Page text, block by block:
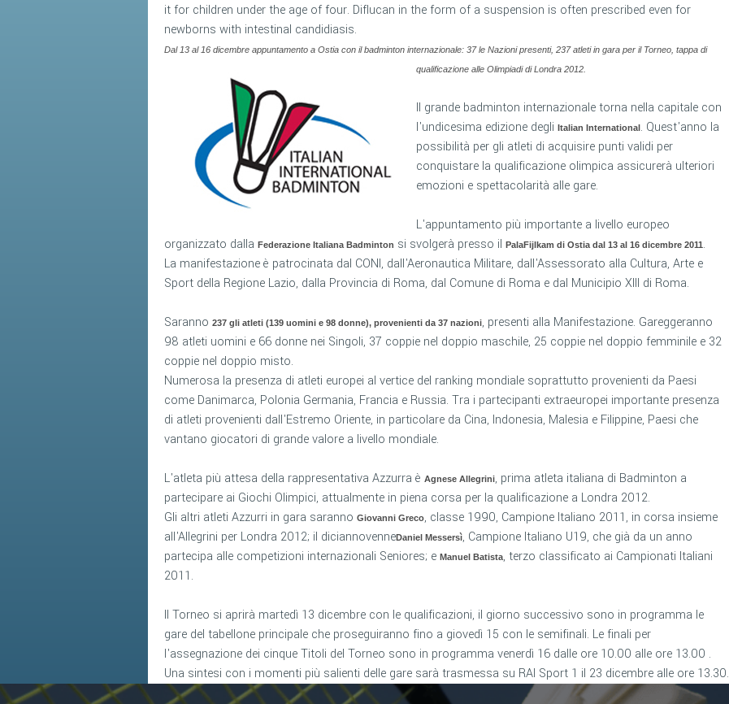
it for children under the age of four. Diflucan in the form of a suspension is often prescribed even for
newborns with intestinal candidiasis.
Dal 13 al 16 dicembre appuntamento a Ostia con il badminton internazionale: 37 le Nazioni presenti, 237 atleti in gara per il Torneo, tappa di
qualificazione alle Olimpiadi di Londra 2012.
Il grande badminton internazionale torna nella capitale con
l'undicesima edizione degli Italian International. Quest'anno la
possibilità per gli atleti di acquisire punti validi per
conquistare la qualificazione olimpica assicurerà ulteriori
emozioni e spettacolarità alle gare.
L'appuntamento più importante a livello europeo
organizzato dalla Federazione Italiana Badminton si svolgerà presso il PalaFijlkam di Ostia dal 13 al 16 dicembre 2011.
La manifestazione è patrocinata dal CONI, dall'Aeronautica Militare, dall'Assessorato alla Cultura, Arte e
Sport della Regione Lazio, dalla Provincia di Roma, dal Comune di Roma e dal Municipio XIII di Roma.
Saranno 237 gli atleti (139 uomini e 98 donne), provenienti da 37 nazioni, presenti alla Manifestazione. Gareggeranno
98 atleti uomini e 66 donne nei Singoli, 37 coppie nel doppio maschile, 25 coppie nel doppio femminile e 32
coppie nel doppio misto.
Numerosa la presenza di atleti europei al vertice del ranking mondiale soprattutto provenienti da Paesi
come Danimarca, Polonia Germania, Francia e Russia. Tra i partecipanti extraeuropei importante presenza
di atleti provenienti dall'Estremo Oriente, in particolare da Cina, Indonesia, Malesia e Filippine, Paesi che
vantano giocatori di grande valore a livello mondiale.
L'atleta più attesa della rappresentativa Azzurra è Agnese Allegrini, prima atleta italiana di Badminton a
partecipare ai Giochi Olimpici, attualmente in piena corsa per la qualificazione a Londra 2012.
Gli altri atleti Azzurri in gara saranno Giovanni Greco, classe 1990, Campione Italiano 2011, in corsa insieme
all'Allegrini per Londra 2012; il diciannovenneDaniel Messersì, Campione Italiano U19, che già da un anno
partecipa alle competizioni internazionali Seniores; e Manuel Batista, terzo classificato ai Campionati Italiani
2011.
Il Torneo si aprirà martedì 13 dicembre con le qualificazioni, il giorno successivo sono in programma le
gare del tabellone principale che proseguiranno fino a giovedì 15 con le semifinali. Le finali per
l'assegnazione dei cinque Titoli del Torneo sono in programma venerdì 16 dalle ore 10.00 alle ore 13.00 .
Una sintesi con i momenti più salienti delle gare sarà trasmessa su RAI Sport 1 il 23 dicembre alle ore 13.30.